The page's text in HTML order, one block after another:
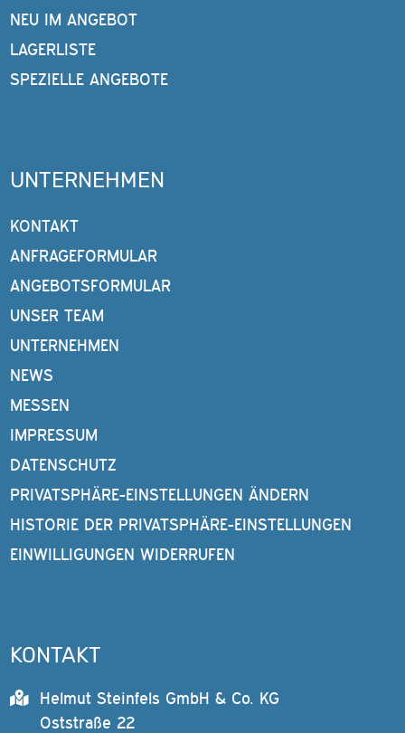
NEU IM ANGEBOT
LAGERLISTE
SPEZIELLE ANGEBOTE
UNTERNEHMEN
KONTAKT
ANFRAGEFORMULAR
ANGEBOTSFORMULAR
UNSER TEAM
UNTERNEHMEN
NEWS
MESSEN
IMPRESSUM
DATENSCHUTZ
PRIVATSPHÄRE-EINSTELLUNGEN ÄNDERN
HISTORIE DER PRIVATSPHÄRE-EINSTELLUNGEN
EINWILLIGUNGEN WIDERRUFEN
KONTAKT
Helmut Steinfels GmbH & Co. KG
Oststraße 22